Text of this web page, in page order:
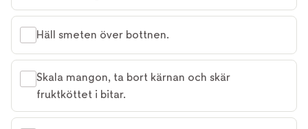
Häll smeten över bottnen.
Skala mangon, ta bort kärnan och skär
fruktköttet i bitar.